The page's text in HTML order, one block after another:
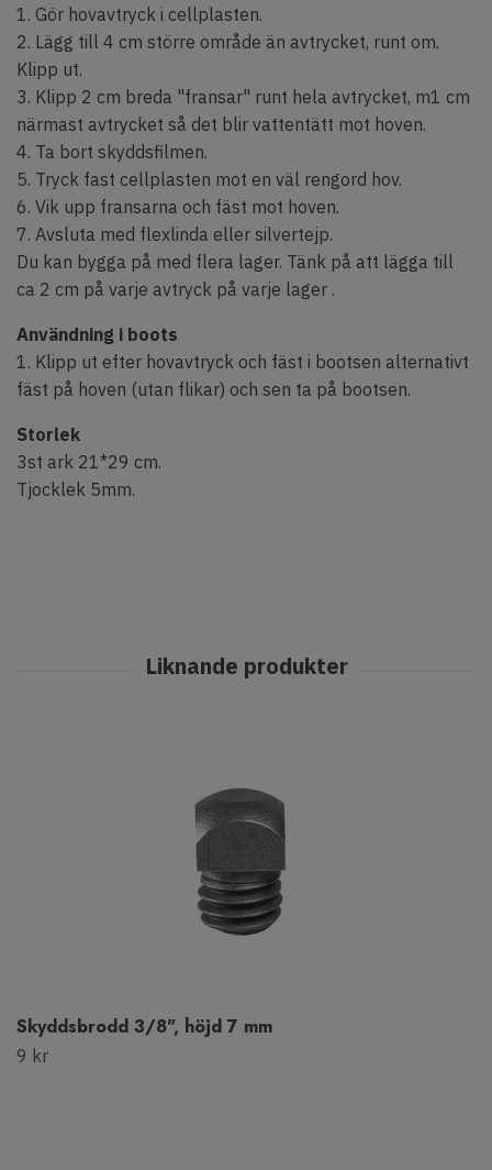
1. Gör hovavtryck i cellplasten.
2. Lägg till 4 cm större område än avtrycket, runt om.
Klipp ut.
3. Klipp 2 cm breda "fransar" runt hela avtrycket, m1 cm
närmast avtrycket så det blir vattentätt mot hoven.
4. Ta bort skyddsfilmen.
5. Tryck fast cellplasten mot en väl rengord hov.
6. Vik upp fransarna och fäst mot hoven.
7. Avsluta med flexlinda eller silvertejp.
Du kan bygga på med flera lager. Tänk på att lägga till
ca 2 cm på varje avtryck på varje lager .
Användning i boots
1. Klipp ut efter hovavtryck och fäst i bootsen alternativt
fäst på hoven (utan flikar) och sen ta på bootsen.
Storlek
3st ark 21*29 cm.
Tjocklek 5mm.
Skyddsbrodd 3/8", höjd 7 mm
9 kr